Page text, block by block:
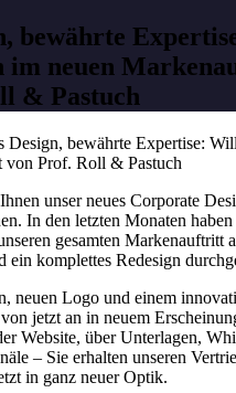
bewährte
im neuen
& Pastuch
Design, bewährte Expertise:
von Prof. Roll & Pastuch
unser neues Corporate
In den letzten Monaten
gesamten Markenauftritt
ein komplettes Redesign
neuen Logo und einem
jetzt an in neuem
Website, über Unterlagen,
– Sie erhalten unseren
in ganz neuer Optik.